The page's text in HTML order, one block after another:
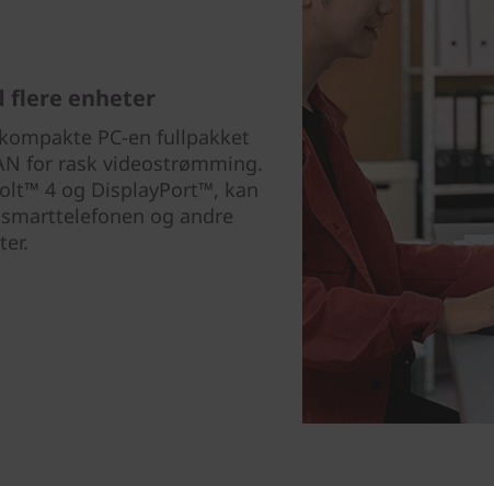
flere enheter
PC-en fullpakket
for rask videostrømming.
4 og DisplayPort™, kan
og andre